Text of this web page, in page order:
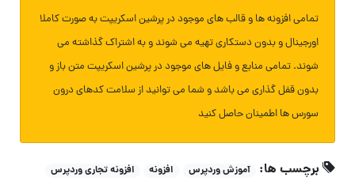
تمامی افزونه ها و قالب های موجود در پرشین اسکریپت به صورت کاملا
اورجینال و بدون دستکاری تهیه می شوند و به اشتراک گذاشته می
شوند. تمامی منابع و فایل های موجود در پرشین اسکریپت متن باز و
بدون قفل گذاری می باشد و شما می توانید از سلامت کدهای درون
سورس ها اطمینان حاصل کنید
برچسب ها: آموزش وردپرس افزونه
افزونه تجاری وردپرس